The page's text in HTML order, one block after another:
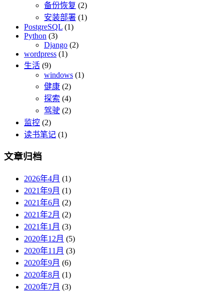
备份恢复 (2)
安装部署 (1)
PostgreSQL (1)
Python (3)
Django (2)
wordpress (1)
生活 (9)
windows (1)
健康 (2)
探索 (4)
驾驶 (2)
监控 (2)
读书笔记 (1)
文章归档
2026年4月 (1)
2021年9月 (1)
2021年6月 (2)
2021年2月 (2)
2021年1月 (3)
2020年12月 (5)
2020年11月 (3)
2020年9月 (6)
2020年8月 (1)
2020年7月 (3)